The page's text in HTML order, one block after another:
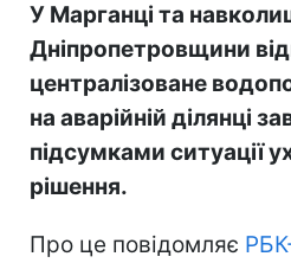
У Марганці та
Дніпропетровщини
централізоване
на аварійній ділянці
підсумками ситуації
рішення.
Про це повідомляє